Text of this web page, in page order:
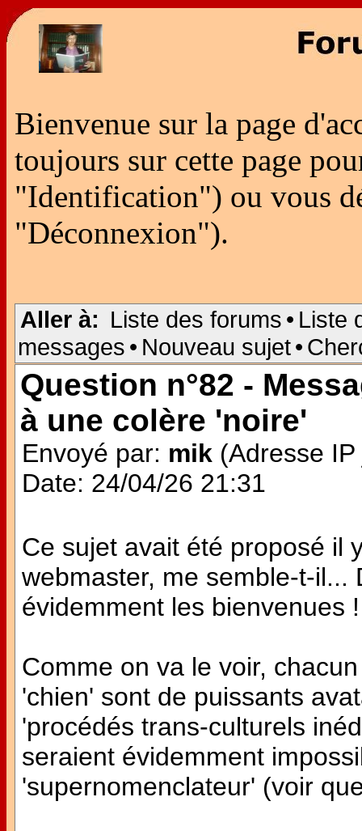
Bienvenue sur la page
toujours sur cette page
"Identification") ou vous
"Déconnexion").
Aller à: Liste des forums • Liste
messages • Nouveau sujet•
Question n°82 -
à une colère 'noire'
Envoyé par: mik (Adresse
Date: 24/04/26 21:31
Ce sujet avait été proposé il
webmaster, me semble-t-il...
évidemment les bienvenues !
Comme on va le voir,
'chien' sont de puissants
'procédés trans-culturels
seraient évidemment
'supernomenclateur' (voir